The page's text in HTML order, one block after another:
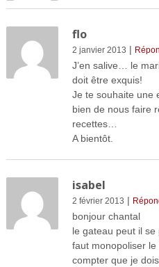
flo
2 janvier 2013 |
J’en salive… le
doit être exquis!
Je te souhaite une
bien de nous faire
recettes…
A bientôt.
isabel
2 février 2013 |
bonjour chantal
le gateau peut il
faut monopoliser le
compter que je